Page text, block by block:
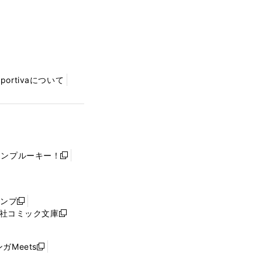
について
プルーキー！
新
ン
プ
新
し
ィ
コミック文庫
新
ガMeets
新